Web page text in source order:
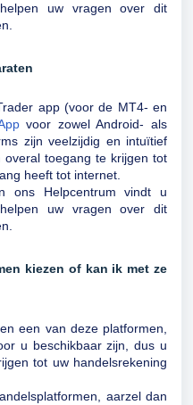
uw vragen over dit
app (voor de MT4- en
voor zowel Android- als
zijn veelzijdig en intuïtief
toegang te krijgen tot
heeft tot internet.
ons Helpcentrum vindt u
uw vragen over dit
kiezen of kan ik met ze
een van deze platformen,
u beschikbaar zijn, dus u
tot uw handelsrekening
aarzel dan